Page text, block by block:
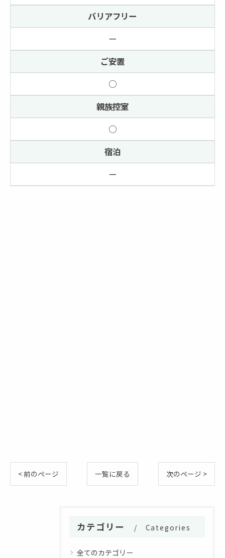
バリアフリー
ー
ご安置
○
親族控室
○
宿泊
ー
< 前のページ 一覧に戻る 次のページ >
カテゴリー Categories
全てのカテゴリー